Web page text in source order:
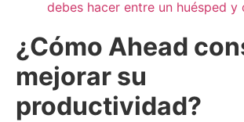
debes hacer entre un huésped y
¿Cómo Ahead
mejorar su
productividad?